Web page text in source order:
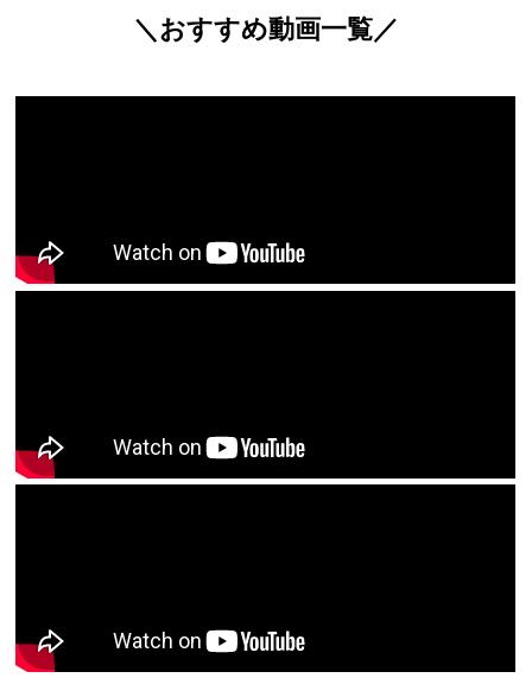
＼おすすめ動画一覧／